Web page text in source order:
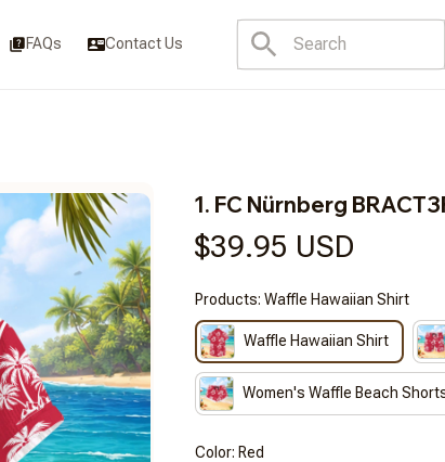
FAQs Contact Us
1. FC Nürnberg
$39.95 USD
Products: Waffle Hawaiian Shirt
Waffle Hawaiian Shirt
Women's Waffle Beach
Color: Red